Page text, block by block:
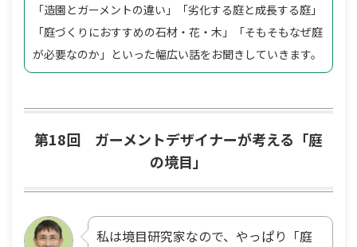
「造園とガーメントの違い」「劣化する庭と成長する庭」
「庭づくりにおすすめの石材・花・木」「そもそもなぜ庭
が必要なのか」といった幅広い話をお聞きしていきます。
第18回 ガーメントデザイナーが考える「庭
の境目」
私は境目研究家なので、やっぱり「庭